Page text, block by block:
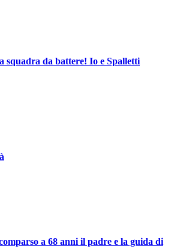
squadra da battere! Io e Spalletti
a 68 anni il padre e la guida di